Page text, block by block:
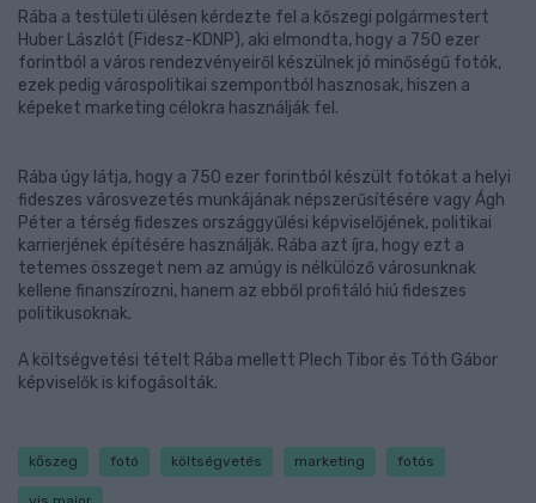
Rába a testületi ülésen kérdezte fel a kőszegi polgármestert
Huber Lászlót (Fidesz-KDNP), aki elmondta, hogy a 750 ezer
forintból a város rendezvényeiről készülnek jó minőségű fotók,
ezek pedig várospolitikai szempontból hasznosak, hiszen a
képeket marketing célokra használják fel.
Rába úgy látja, hogy a 750 ezer forintból készült fotókat a helyi
fideszes városvezetés munkájának népszerűsítésére vagy Ágh
Péter a térség fideszes országgyűlési képviselőjének, politikai
karrierjének építésére használják. Rába azt íjra, hogy ezt a
tetemes összeget nem az amúgy is nélkülöző városunknak
kellene finanszírozni, hanem az ebből profitáló hiú fideszes
politikusoknak.
A költségvetési tételt Rába mellett Plech Tibor és Tóth Gábor
képviselők is kifogásolták.
kőszeg fotó költségvetés marketing fotós